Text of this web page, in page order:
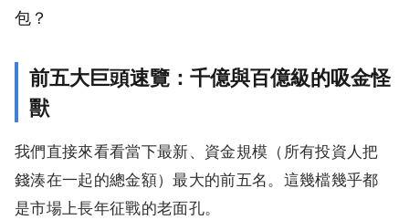
包？
前五大巨頭速覽：千億與百億級的吸金怪
獸
我們直接來看看當下最新、資金規模（所有投資人把
錢湊在一起的總金額）最大的前五名。這幾檔幾乎都
是市場上長年征戰的老面孔。